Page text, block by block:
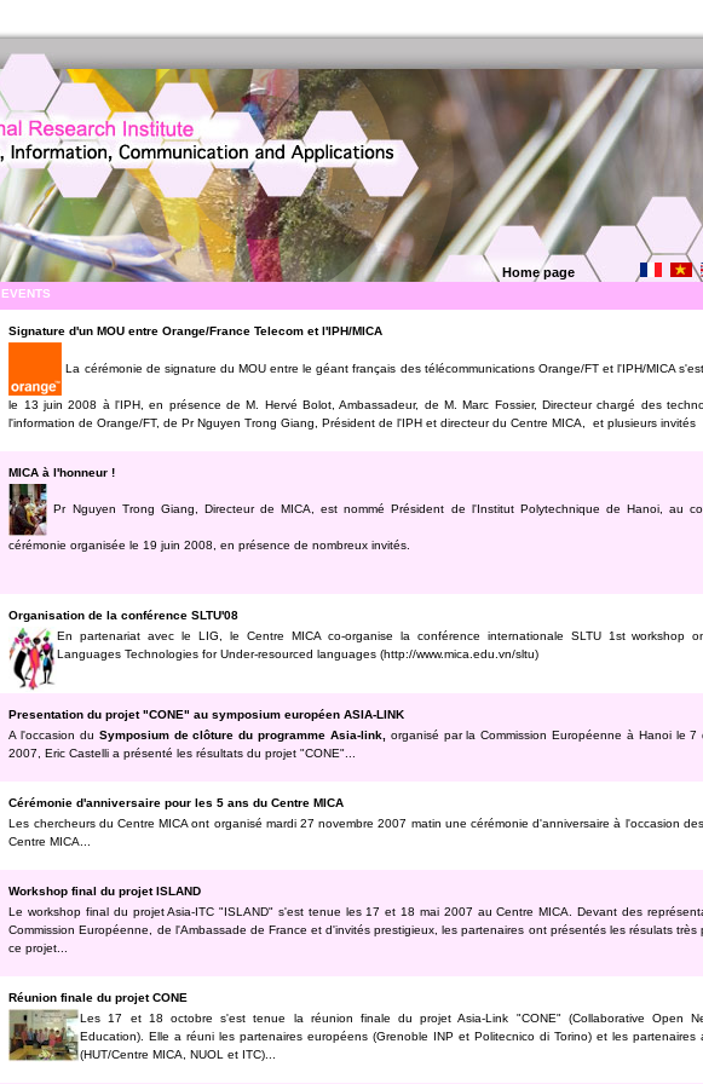
Home page
EVENTS
Signature d'un MOU entre Orange/France Telecom et l'IPH/MICA
La cérémonie de signature du MOU entre le géant français des télécommunications Orange/FT et l'IPH/MICA
le 13 juin 2008 à l'IPH, en présence de M. Hervé Bolot, Ambassadeur, de M. Marc Fossier, Directeur chargé des
l'information de Orange/FT, de Pr Nguyen Trong Giang, Président de l'IPH et directeur du Centre MICA, et plusieurs invités
MICA à l'honneur !
Pr Nguyen Trong Giang, Directeur de MICA, est nommé Président de l'Institut Polytechnique de Hanoi, au
cérémonie organisée le 19 juin 2008, en présence de nombreux invités.
Organisation de la conférence SLTU'08
En partenariat avec le LIG, le Centre MICA co-organise la conférence internationale SLTU 1st workshop
Languages Technologies for Under-resourced languages (http://www.mica.edu.vn/sltu)
Presentation du projet "CONE" au symposium européen ASIA-LINK
A l'occasion du Symposium de clôture du programme Asia-link,
organisé par la Commission Européenne à Hanoi le 7
2007, Eric Castelli a présenté les résultats du projet "CONE"...
Cérémonie d'anniversaire pour les 5 ans du Centre MICA
Les chercheurs du Centre MICA ont organisé mardi 27 novembre 2007 matin une cérémonie d'anniversaire à l'occasion
Centre MICA...
Workshop final du projet ISLAND
Le workshop final du projet Asia-ITC "ISLAND" s'est tenue les 17 et 18 mai 2007 au Centre MICA. Devant des
Commission Européenne, de l'Ambassade de France et d'invités prestigieux, les partenaires ont présentés les résulats très
ce projet...
Réunion finale du projet CONE
Les 17 et 18 octobre s'est tenue la réunion finale du projet Asia-Link "CONE" (Collaborative Open
Education). Elle a réuni les partenaires européens (Grenoble INP et Politecnico di Torino) et les partenaires
(HUT/Centre MICA, NUOL et ITC)...